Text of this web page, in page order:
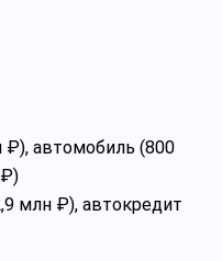
₽), автомобиль (800
млн ₽), автокредит